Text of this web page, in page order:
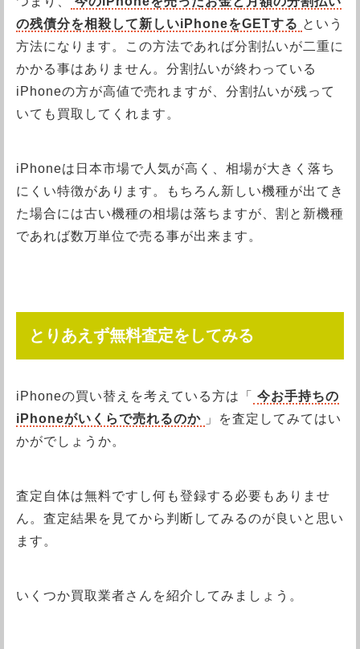
の残債分を相殺して新しいiPhoneをGETする という
方法になります。この方法であれば分割払いが二重に
かかる事はありません。分割払いが終わっている
iPhoneの方が高値で売れますが、分割払いが残って
いても買取してくれます。
iPhoneは日本市場で人気が高く、相場が大きく落ち
にくい特徴があります。もちろん新しい機種が出てき
た場合には古い機種の相場は落ちますが、割と新機種
であれば数万単位で売る事が出来ます。
とりあえず無料査定をしてみる
iPhoneの買い替えを考えている方は「
今お手持ちの
iPhoneがいくらで売れるのか
」を査定してみてはい
かがでしょうか。
査定自体は無料ですし何も登録する必要もありませ
ん。査定結果を見てから判断してみるのが良いと思い
ます。
いくつか買取業者さんを紹介してみましょう。